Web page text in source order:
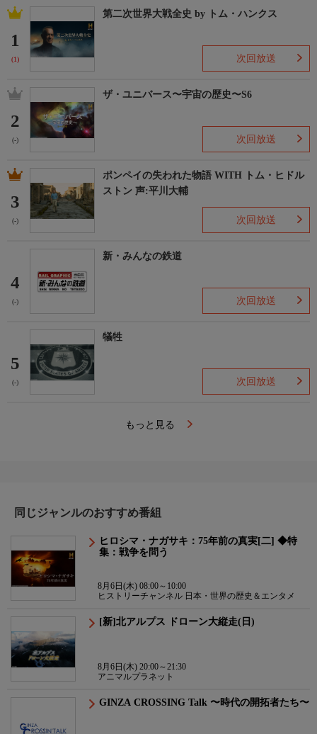
1
(1)
第二次世界大戦全史 by トム・ハンクス
次回放送
2
(-)
ザ・ユニバース〜宇宙の歴史〜S6
次回放送
3
(-)
ポンペイの失われた物語 WITH トム・ヒドル
ストン 声:平川大輔
次回放送
4
(-)
新・みんなの鉄道
次回放送
5
(-)
犠牲
次回放送
もっと見る
同じジャンルのおすすめ番組
ヒロシマ・ナガサキ：75年前の真実[二] ◆特
集：戦争を問う
8月6日(木) 08:00～10:00
ヒストリーチャンネル 日本・世界の歴史＆エンタメ
[新]北アルプス ドローン大縦走(日)
8月6日(木) 20:00～21:30
アニマルプラネット
GINZA CROSSING Talk 〜時代の開拓者たち〜